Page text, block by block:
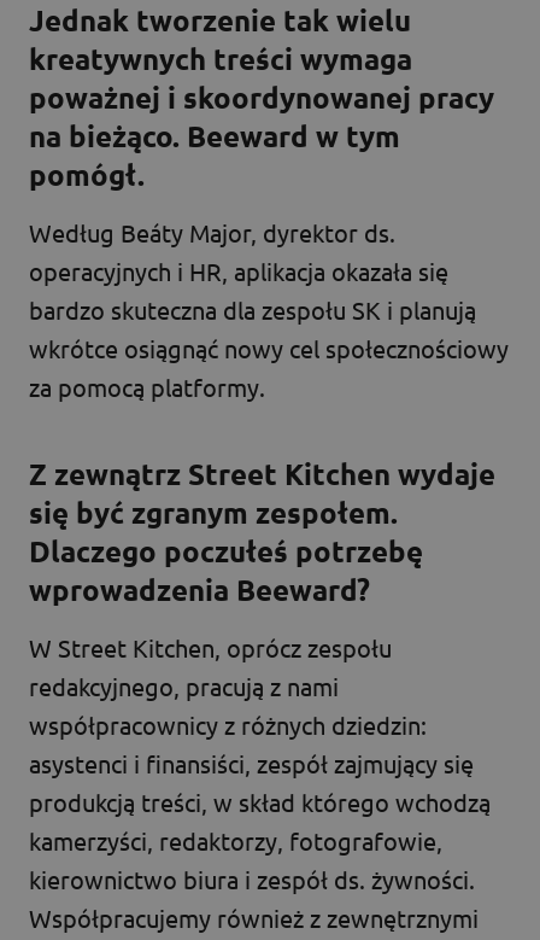
Jednak tworzenie tak wielu
kreatywnych treści wymaga
poważnej i skoordynowanej pracy
na bieżąco. Beeward w tym
pomógł.
Według Beáty Major, dyrektor ds.
operacyjnych i HR, aplikacja okazała się
bardzo skuteczna dla zespołu SK i planują
wkrótce osiągnąć nowy cel społecznościowy
za pomocą platformy.
Z zewnątrz Street Kitchen wydaje
się być zgranym zespołem.
Dlaczego poczułeś potrzebę
wprowadzenia Beeward?
W Street Kitchen, oprócz zespołu
redakcyjnego, pracują z nami
współpracownicy z różnych dziedzin:
asystenci i finansiści, zespół zajmujący się
produkcją treści, w skład którego wchodzą
kamerzyści, redaktorzy, fotografowie,
kierownictwo biura i zespół ds. żywności.
Współpracujemy również z zewnętrznymi